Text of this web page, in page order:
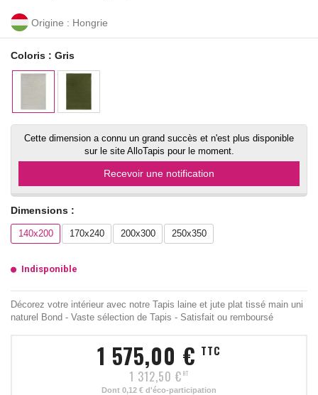
Origine : Hongrie
Coloris : Gris
Cette dimension a connu un grand succès et n'est plus disponible
sur le site AlloTapis pour le moment.
Recevoir une notification
Dimensions :
140x200 170x240 200x300 250x350
Indisponible
Décorez votre intérieur avec notre Tapis laine et jute plat tissé main uni
naturel Bond - Vaste sélection de Tapis - Satisfait ou remboursé
1 575,00 € TTC
1 312,50 € HT
Dont 0,12 € d'éco-participation